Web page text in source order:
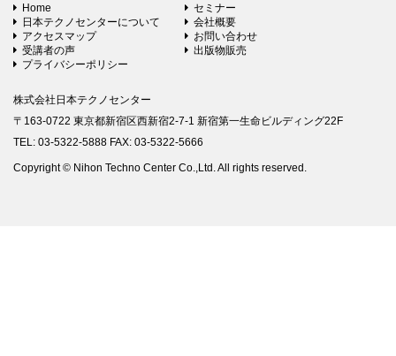
Home
セミナー
日本テクノセンターについて
会社概要
アクセスマップ
お問い合わせ
受講者の声
出版物販売
プライバシーポリシー
株式会社日本テクノセンター
〒163-0722 東京都新宿区西新宿2-7-1 新宿第一生命ビルディング22F
TEL: 03-5322-5888 FAX: 03-5322-5666
Copyright © Nihon Techno Center Co.,Ltd. All rights reserved.